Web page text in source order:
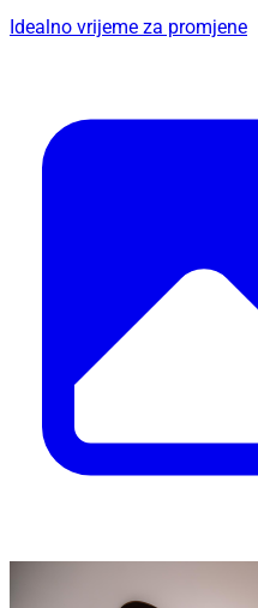
Idealno vrijeme za promjene